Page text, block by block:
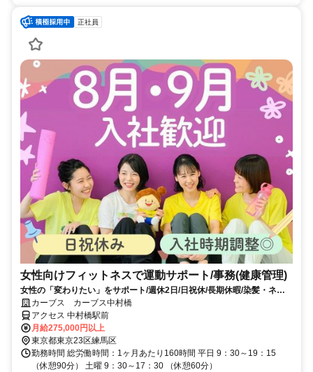
正社員
女性向けフィットネスで運動サポート/事務(健康管理)
女性の「変わりたい」をサポート/週休2日/日祝休/長期休暇/染髪・ネイ
ルOK※規定内
カーブス カーブス中村橋
アクセス 中村橋駅前
月給275,000円以上
東京都東京23区練馬区
勤務時間 総労働時間：1ヶ月あたり160時間 平日 9：30～19：15
（休憩90分） 土曜 9：30～17：30 （休憩60分）